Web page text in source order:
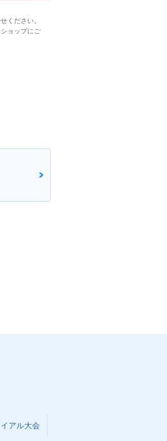
ください。
ョップにご
イアル大会